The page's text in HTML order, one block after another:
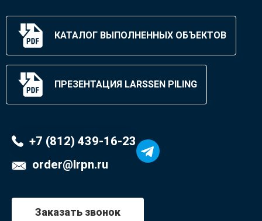
КАТАЛОГ ВЫПОЛНЕННЫХ ОБЪЕКТОВ
ПРЕЗЕНТАЦИЯ LARSSEN PILING
+7 (812) 439-16-23
order@lrpn.ru
Заказать звонок